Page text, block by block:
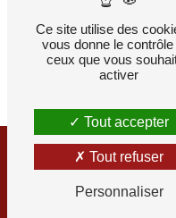
Vistalid- 2026 -
Ce site utilise des
vous donne le
ceux que vous
activer
Tout accepter
Tout refuser
Personnaliser